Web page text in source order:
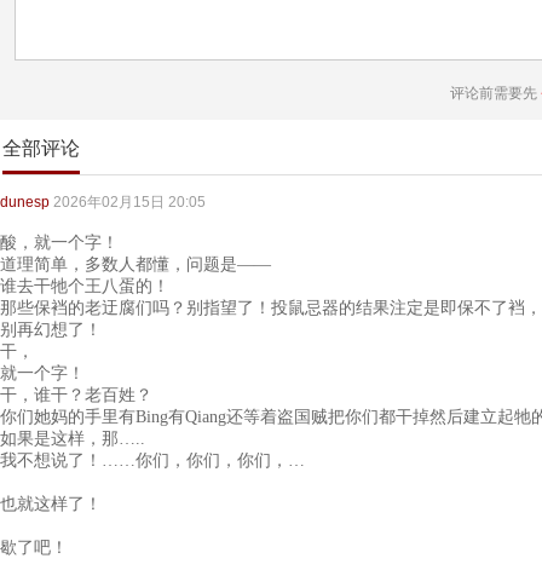
评论前需要先
全部评论
dunesp 2026年02月15日 20:05
酸，就一个字！
道理简单，多数人都懂，问题是——
谁去干牠个王八蛋的！
那些保裆的老迂腐们吗？别指望了！投鼠忌器的结果注定是即保不了裆
别再幻想了！
干，
就一个字！
干，谁干？老百姓？
你们她妈的手里有Bing有Qiang还等着盗国贼把你们都干掉然后建立起牠
如果是这样，那…..
我不想说了！……你们，你们，你们，…
也就这样了！
歇了吧！